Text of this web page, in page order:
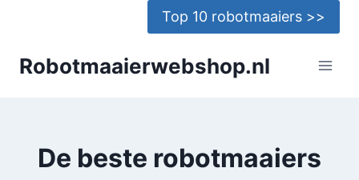
Top 10 robotmaaiers >>
Robotmaaierwebshop.nl
De beste robotmaaiers